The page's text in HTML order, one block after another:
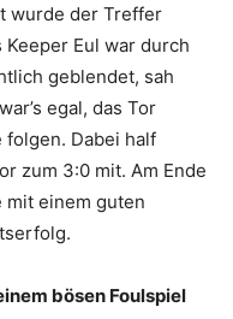
wurde der Treffer
Eul war durch
geblendet, sah
egal, das Tor
Dabei half
zum 3:0 mit. Am Ende
einem guten
bösen Foulspiel